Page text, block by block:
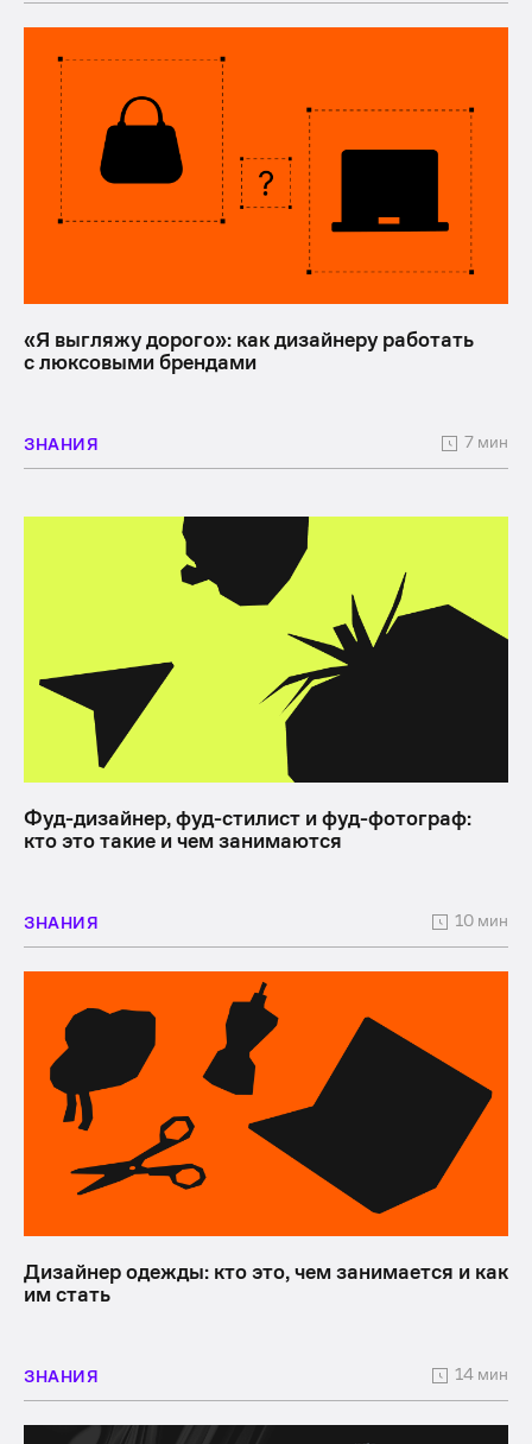
«Я выгляжу дорого»: как дизайнеру работать
с люксовыми брендами
ЗНАНИЯ 7 мин
Фуд-дизайнер, фуд-стилист и фуд-фотограф:
кто это такие и чем занимаются
ЗНАНИЯ 10 мин
Дизайнер одежды: кто это, чем занимается и как
им стать
ЗНАНИЯ 14 мин